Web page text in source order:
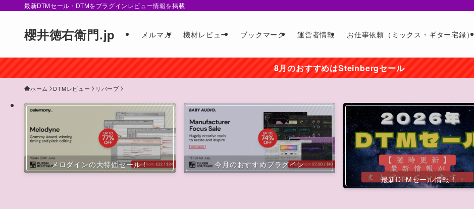
最新DTMセール・DTMをプラグインレビュー情報を掲載
櫻井徳右衛門.jp メルマガ 機材レビュー ブックマーク 運営者情報 お仕事依頼（ミックス・ギター宅録）
8月のおすすめはSteinbergセール
ホーム DTMレビュー リバーブ
メロダインの大特価セール！
今月のおすすめプラグイン
最新DTMセール情報！